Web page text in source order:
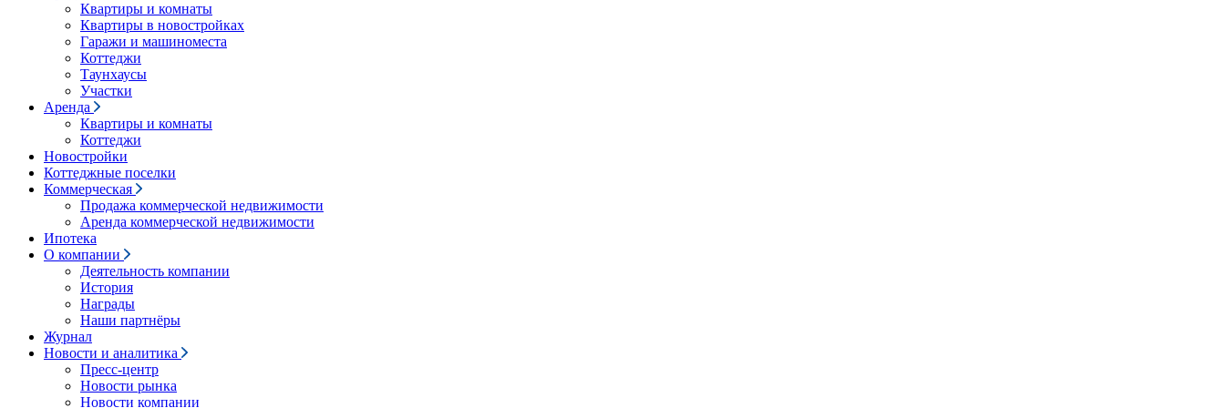
Квартиры и комнаты
Квартиры в новостройках
Гаражи и машиноместа
Коттеджи
Таунхаусы
Участки
Аренда
Квартиры и комнаты
Коттеджи
Новостройки
Коттеджные поселки
Коммерческая
Продажа коммерческой недвижимости
Аренда коммерческой недвижимости
Ипотека
О компании
Деятельность компании
История
Награды
Наши партнёры
Журнал
Новости и аналитика
Пресс-центр
Новости рынка
Новости компании